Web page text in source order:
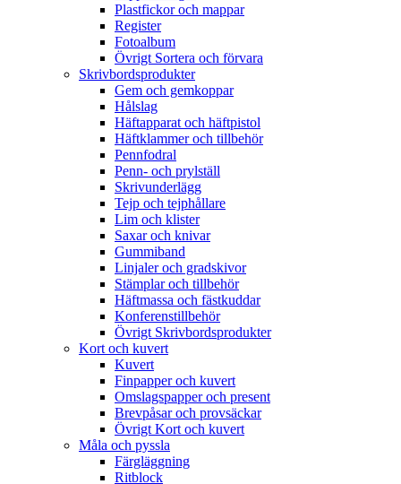
Plastfickor och mappar
Register
Fotoalbum
Övrigt Sortera och förvara
Skrivbordsprodukter
Gem och gemkoppar
Hålslag
Häftapparat och häftpistol
Häftklammer och tillbehör
Pennfodral
Penn- och prylställ
Skrivunderlägg
Tejp och tejphållare
Lim och klister
Saxar och knivar
Gummiband
Linjaler och gradskivor
Stämplar och tillbehör
Häftmassa och fästkuddar
Konferenstillbehör
Övrigt Skrivbordsprodukter
Kort och kuvert
Kuvert
Finpapper och kuvert
Omslagspapper och present
Brevpåsar och provsäckar
Övrigt Kort och kuvert
Måla och pyssla
Färgläggning
Ritblock